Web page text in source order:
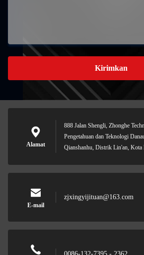
Kirimkan
Alamat
888 Jalan Shengli, Zhonghe
Pengetahuan dan Teknologi
Qianshanhu, Distrik Lin'an, Kota
E-mail
zjxingyijituan@163.com